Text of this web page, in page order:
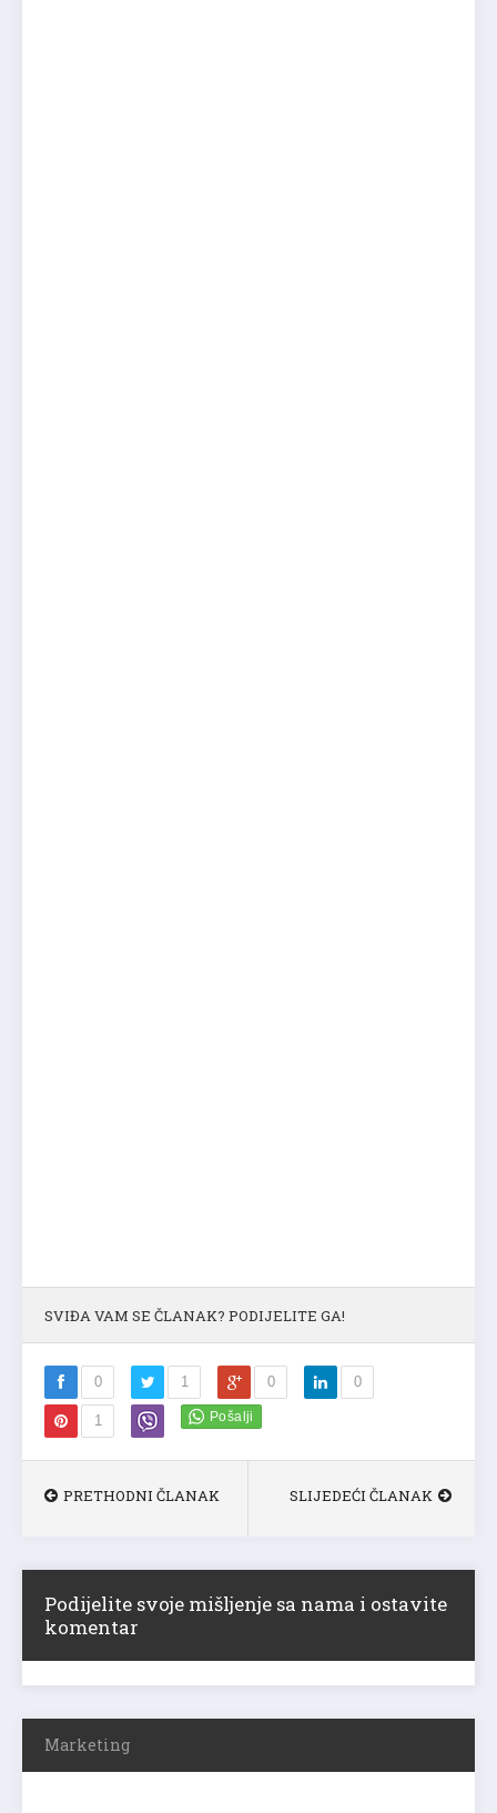
SVIĐA VAM SE ČLANAK? PODIJELITE GA!
0 1 0 0
1
PRETHODNI ČLANAK SLIJEDEĆI ČLANAK
Podijelite svoje mišljenje sa nama i ostavite
komentar
Marketing